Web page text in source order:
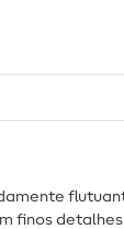
finos